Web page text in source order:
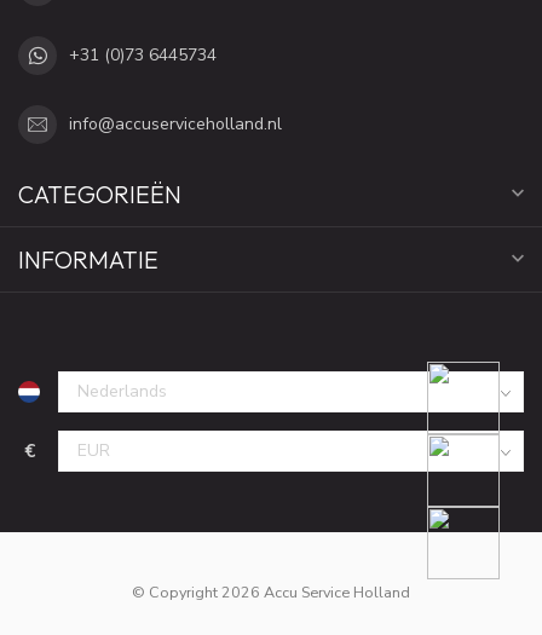
+31 (0)73 6445734
info@accuserviceholland.nl
CATEGORIEËN
INFORMATIE
€
© Copyright 2026 Accu Service Holland